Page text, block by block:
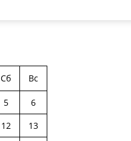
Сб Вс
5
6
12
13